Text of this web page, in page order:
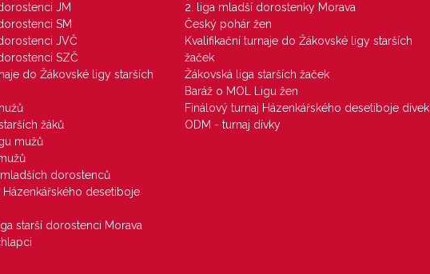
JM
SM
JVČ
SZČ
do Žákovské ligy starších
žáků
mužů
mladších dorostenců
Házenkářského desetiboje
starší dorostenci Morava
2. liga mladší dorostenky Morava
Český pohár žen
Kvalifikační turnaje do Žákovské ligy starších
žaček
Žákovská liga starších žaček
Baráž o MOL Ligu žen
Finálový turnaj Házenkářského desetiboje dívek
ODM - turnaj dívky